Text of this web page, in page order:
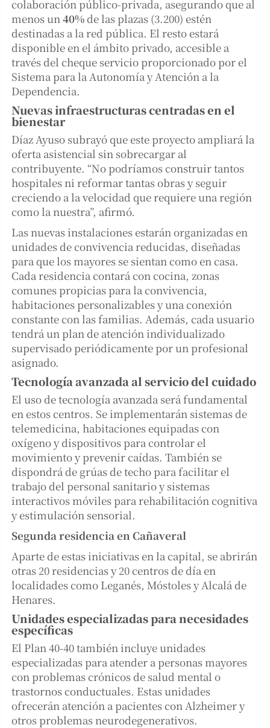
colaboración público-privada, asegurando que al
menos un 40%de las plazas (3.200) estén
destinadas a la red pública. El resto estará
disponible en el ámbito privado, accesible a
través del cheque servicio proporcionado por el
Sistema para la Autonomía y Atención a la
Dependencia.
Nuevas infraestructuras centradas en el
bienestar
Díaz Ayuso subrayó que este proyecto ampliará la
oferta asistencial sin sobrecargar al
contribuyente. “No podríamos construir tantos
hospitales ni reformar tantas obras y seguir
creciendo a la velocidad que requiere una región
como la nuestra”, afirmó.
Las nuevas instalaciones estarán organizadas en
unidades de convivencia reducidas, diseñadas
para que los mayores se sientan como en casa.
Cada residencia contará con cocina, zonas
comunes propicias para la convivencia,
habitaciones personalizables y una conexión
constante con las familias. Además, cada usuario
tendrá un plan de atención individualizado
supervisado periódicamente por un profesional
asignado.
Tecnología avanzada al servicio del cuidado
El uso de tecnología avanzada será fundamental
en estos centros. Se implementarán sistemas de
telemedicina, habitaciones equipadas con
oxígeno y dispositivos para controlar el
movimiento y prevenir caídas. También se
dispondrá de grúas de techo para facilitar el
trabajo del personal sanitario y sistemas
interactivos móviles para rehabilitación cognitiva
y estimulación sensorial.
Segunda residencia en Cañaveral
Aparte de estas iniciativas en la capital, se abrirán
otras 20 residencias y 20 centros de día en
localidades como Leganés, Móstoles y Alcalá de
Henares.
Unidades especializadas para necesidades
específicas
El Plan 40-40 también incluye unidades
especializadas para atender a personas mayores
con problemas crónicos de salud mental o
trastornos conductuales. Estas unidades
ofrecerán atención a pacientes con Alzheimer y
otros problemas neurodegenerativos.